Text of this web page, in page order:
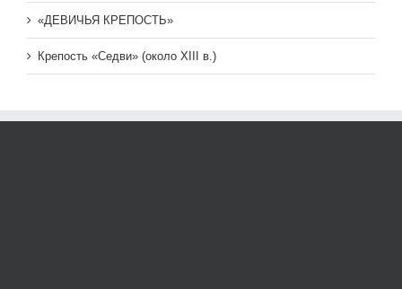
«ДЕВИЧЬЯ КРЕПОСТЬ»
Крепость «Седви» (около XIII в.)